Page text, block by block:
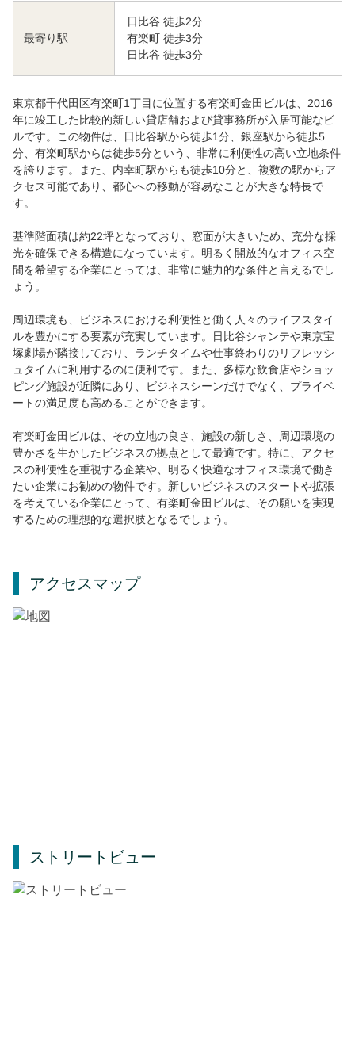
最寄り駅
日比谷 徒歩2分
有楽町 徒歩3分
日比谷 徒歩3分
東京都千代田区有楽町1丁目に位置する有楽町金田ビルは、2016
年に竣工した比較的新しい貸店舗および貸事務所が入居可能なビ
ルです。この物件は、日比谷駅から徒歩1分、銀座駅から徒歩5
分、有楽町駅からは徒歩5分という、非常に利便性の高い立地条件
を誇ります。また、内幸町駅からも徒歩10分と、複数の駅からア
クセス可能であり、都心への移動が容易なことが大きな特長で
す。
基準階面積は約22坪となっており、窓面が大きいため、充分な採
光を確保できる構造になっています。明るく開放的なオフィス空
間を希望する企業にとっては、非常に魅力的な条件と言えるでし
ょう。
周辺環境も、ビジネスにおける利便性と働く人々のライフスタイ
ルを豊かにする要素が充実しています。日比谷シャンテや東京宝
塚劇場が隣接しており、ランチタイムや仕事終わりのリフレッシ
ュタイムに利用するのに便利です。また、多様な飲食店やショッ
ピング施設が近隣にあり、ビジネスシーンだけでなく、プライベ
ートの満足度も高めることができます。
有楽町金田ビルは、その立地の良さ、施設の新しさ、周辺環境の
豊かさを生かしたビジネスの拠点として最適です。特に、アクセ
スの利便性を重視する企業や、明るく快適なオフィス環境で働き
たい企業にお勧めの物件です。新しいビジネスのスタートや拡張
を考えている企業にとって、有楽町金田ビルは、その願いを実現
するための理想的な選択肢となるでしょう。
アクセスマップ
ストリートビュー